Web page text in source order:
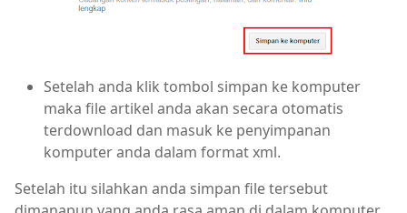
Setelah anda klik tombol simpan ke komputer
maka file artikel anda akan secara otomatis
terdownload dan masuk ke penyimpanan
komputer anda dalam format xml.
Setelah itu silahkan anda simpan file tersebut